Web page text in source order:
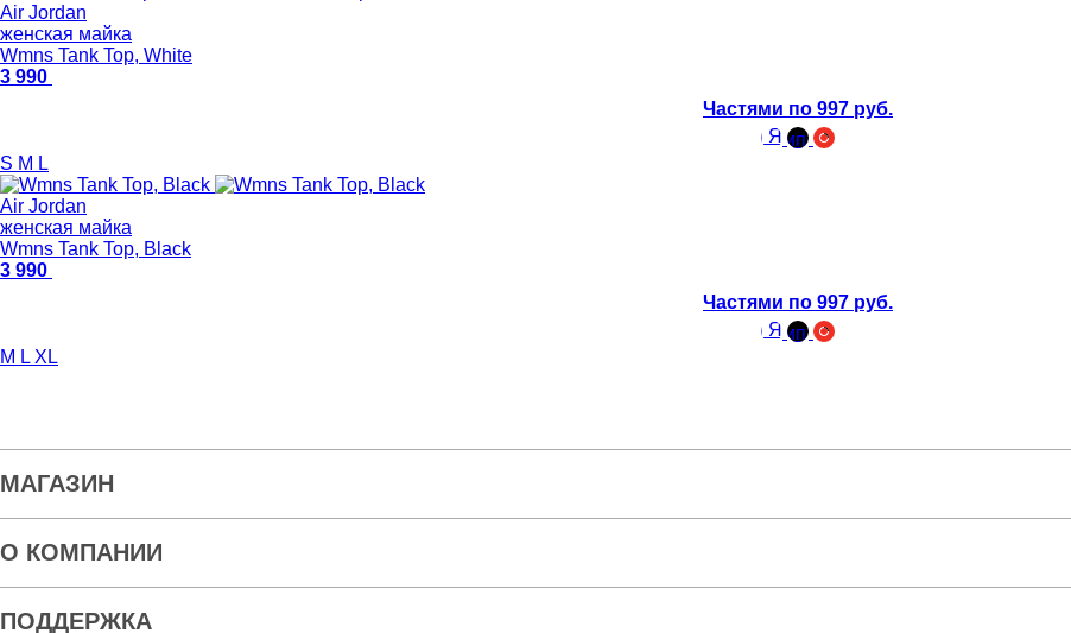
Air Jordan
женская майка
Wmns Tank Top, White
3 990
Частями по 997 руб.
S M L
Air Jordan
женская майка
Wmns Tank Top, Black
3 990
Частями по 997 руб.
M L XL
МАГАЗИН
О КОМПАНИИ
ПОДДЕРЖКА